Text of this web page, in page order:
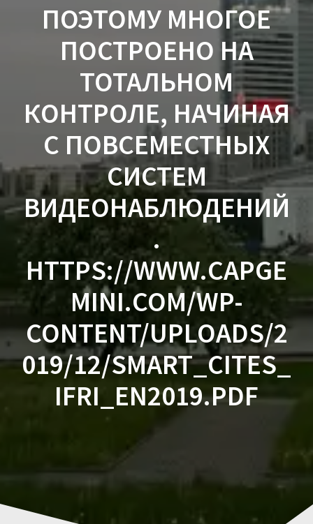
ПОЭТОМУ МНОГОЕ
ПОСТРОЕНО НА
ТОТАЛЬНОМ
КОНТРОЛЕ, НАЧИНАЯ
С ПОВСЕМЕСТНЫХ
СИСТЕМ
ВИДЕОНАБЛЮДЕНИЙ
.
HTTPS://WWW.CAPGE
MINI.COM/WP-
CONTENT/UPLOADS/2
019/12/SMART_CITES_
IFRI_EN2019.PDF